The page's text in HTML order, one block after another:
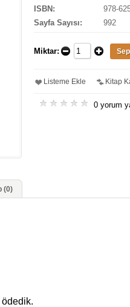
ISBN:
978-
Sayfa Sayısı:
992
Miktar:
Listeme Ekle Kitap
0 yorum
(0)